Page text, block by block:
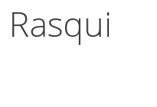
Rasqui